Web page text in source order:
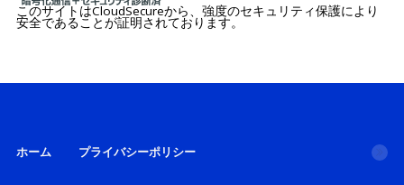
このサイトはCloudSecureから、強度のセキュリティ保護により
安全であることが証明されております。
ホーム プライバシーポリシー